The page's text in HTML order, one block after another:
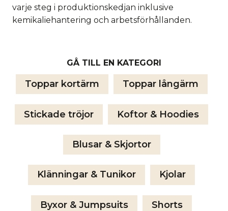
varje steg i produktionskedjan inklusive
kemikaliehantering och arbetsförhållanden.
GÅ TILL EN KATEGORI
Toppar kortärm Toppar långärm
Stickade tröjor Koftor & Hoodies
Blusar & Skjortor
Klänningar & Tunikor Kjolar
Byxor & Jumpsuits Shorts